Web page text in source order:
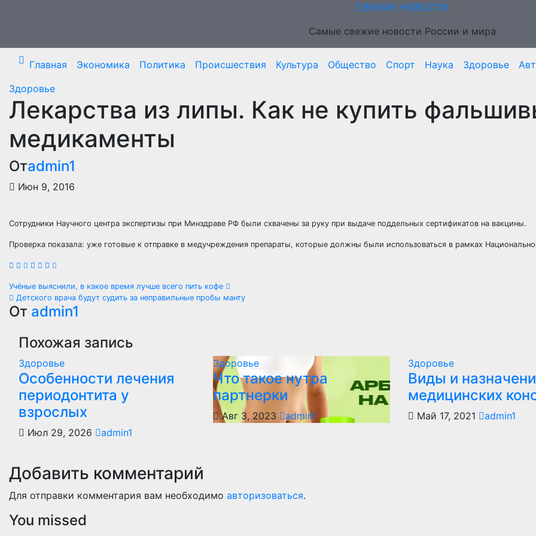
СВЕЖИЕ НОВОСТИ
Самые свежие новости России и мира
Главная Экономика Политика Происшествия Культура Общество Спорт Наука Здоровье
Здоровье
Лекарства из липы. Как не купить
медикаменты
Отadmin1
Июн 9, 2016
Сотрудники Научного центра экспертизы при Минздраве РФ были схвачены за руку при выдаче поддельных сертификатов на вакцины.
Проверка показала: уже готовые к отправке в медучреждения препараты, которые должны были использоваться в рамках
Навигация
по
записям
Учёные выяснили, в какое время лучше всего пить кофе
Детского врача будут судить за неправильные пробы манту
От admin1
Похожая запись
Здоровье
Особенности лечения
периодонтита у
взрослых
Июл 29, 2026 admin1
Здоровье
Что такое нутра
партнерки
Авг 3, 2023 admin1
Здоровье
Виды и
медицинских
Май 17, 2021 admin1
Добавить комментарий
Для отправки комментария вам необходимо авторизоваться.
You missed